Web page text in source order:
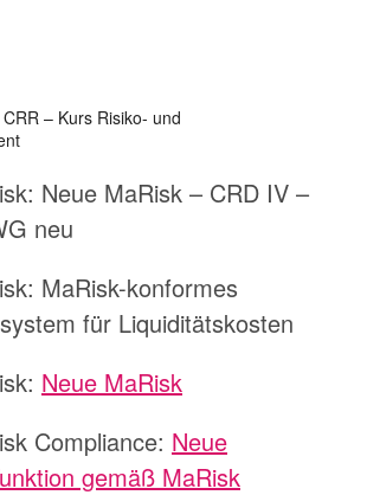
– Kurs Risiko- und
Neue MaRisk – CRD IV –
neu
MaRisk-konformes
für Liquiditätskosten
Neue MaRisk
Compliance: Neue
gemäß MaRisk